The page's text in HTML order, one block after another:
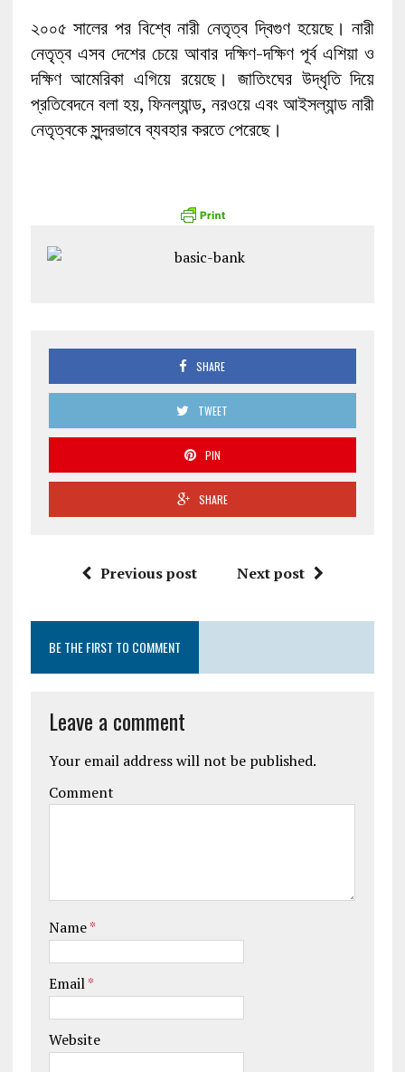
২০০৫ সালের পর বিশ্বে নারী নেতৃত্ব দ্বিগুণ হয়েছে। নারী
নেতৃত্ব এসব দেশের চেয়ে আবার দক্ষিণ-দক্ষিণ পূর্ব এশিয়া ও
দক্ষিণ আমেরিকা এগিয়ে রয়েছে। জাতিংঘের উদ্ধৃতি দিয়ে
প্রতিবেদনে বলা হয়, ফিনল্যান্ড, নরওয়ে এবং আইসল্যান্ড নারী
নেতৃত্বকে সুন্দরভাবে ব্যবহার করতে পেরেছে।
SHARE
TWEET
PIN
SHARE
Previous post Next post
BE THE FIRST TO COMMENT
Leave a comment
Your email address will not be published.
Comment
Name*
Email*
Website